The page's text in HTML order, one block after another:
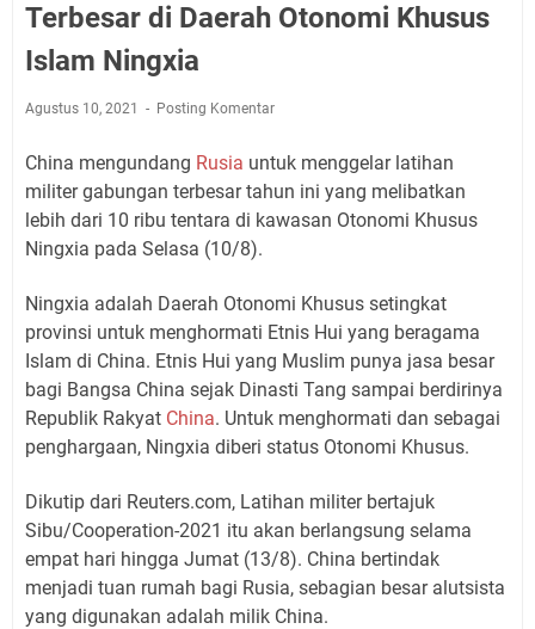
Terbesar di Daerah Otonomi Khusus
Islam Ningxia
Agustus 10, 2021 Posting Komentar
China mengundang Rusia untuk menggelar latihan
militer gabungan terbesar tahun ini yang melibatkan
lebih dari 10 ribu tentara di kawasan Otonomi Khusus
Ningxia pada Selasa (10/8).
Ningxia adalah Daerah Otonomi Khusus setingkat
provinsi untuk menghormati Etnis Hui yang beragama
Islam di China. Etnis Hui yang Muslim punya jasa besar
bagi Bangsa China sejak Dinasti Tang sampai berdirinya
Republik Rakyat China. Untuk menghormati dan sebagai
penghargaan, Ningxia diberi status Otonomi Khusus.
Dikutip dari Reuters.com, Latihan militer bertajuk
Sibu/Cooperation-2021 itu akan berlangsung selama
empat hari hingga Jumat (13/8). China bertindak
menjadi tuan rumah bagi Rusia, sebagian besar alutsista
yang digunakan adalah milik China.